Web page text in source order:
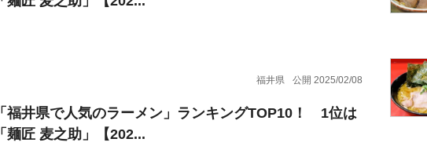
福井県 公開 2025/02/08
「福井県で人気のラーメン」ランキングTOP10！ 1位は
「麺匠 麦之助」【202...